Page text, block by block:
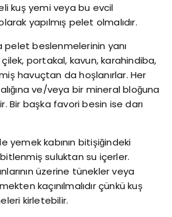
kuş yemi veya bu evcil
yapılmış pelet olmalıdır.
pelet beslenmelerinin yanı
portakal, kavun, karahindiba,
havuçtan da hoşlanırlar. Her
ve/veya bir mineral bloğuna
Bir başka favori besin ise darı
yemek kabının bitişiğindeki
suluktan su içerler.
üzerine tünekler veya
kaçınılmalıdır çünkü kuş
kirletebilir.